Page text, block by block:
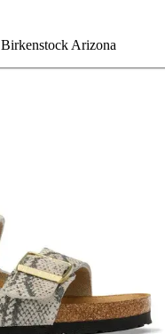
Birkenstock Arizona